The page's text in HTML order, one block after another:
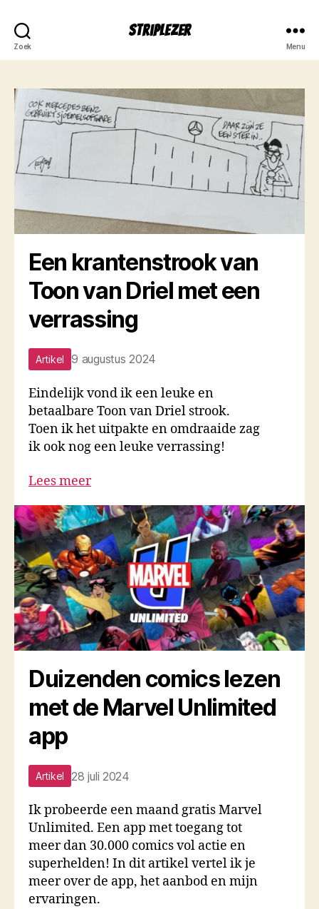
Zoek
Striplezer
Menu
Een krantenstrook van
Toon van Driel met een
verrassing
Artikel 9 augustus 2024
Eindelijk vond ik een leuke en
betaalbare Toon van Driel strook.
Toen ik het uitpakte en omdraaide zag
ik ook nog een leuke verrassing!
Lees meer
Duizenden comics lezen
met de Marvel Unlimited
app
Artikel 28 juli 2024
Ik probeerde een maand gratis Marvel
Unlimited. Een app met toegang tot
meer dan 30.000 comics vol actie en
superhelden! In dit artikel vertel ik je
meer over de app, het aanbod en mijn
ervaringen.